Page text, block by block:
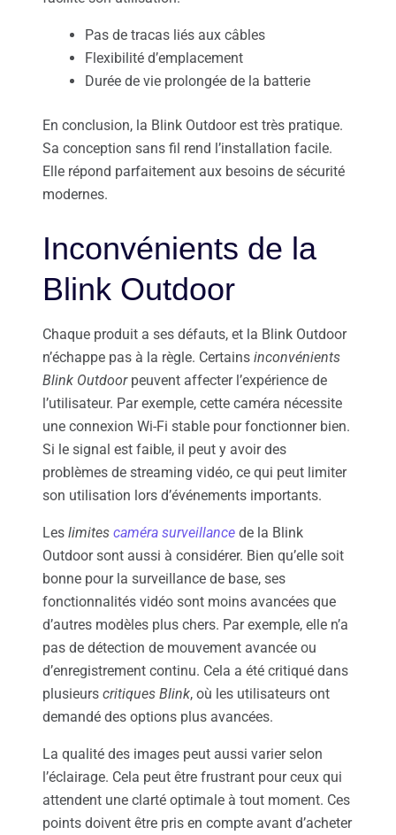
Pas de tracas liés aux câbles
Flexibilité d’emplacement
Durée de vie prolongée de la batterie
En conclusion, la Blink Outdoor est très pratique.
Sa conception sans fil rend l’installation facile.
Elle répond parfaitement aux besoins de sécurité
modernes.
Inconvénients de la
Blink Outdoor
Chaque produit a ses défauts, et la Blink Outdoor
n’échappe pas à la règle. Certains inconvénients
Blink Outdoorpeuvent affecter l’expérience de
l’utilisateur. Par exemple, cette caméra nécessite
une connexion Wi-Fi stable pour fonctionner bien.
Si le signal est faible, il peut y avoir des
problèmes de streaming vidéo, ce qui peut limiter
son utilisation lors d’événements importants.
Les limites caméra surveillance de la Blink
Outdoor sont aussi à considérer. Bien qu’elle soit
bonne pour la surveillance de base, ses
fonctionnalités vidéo sont moins avancées que
d’autres modèles plus chers. Par exemple, elle n’a
pas de détection de mouvement avancée ou
d’enregistrement continu. Cela a été critiqué dans
plusieurs critiques Blink, où les utilisateurs ont
demandé des options plus avancées.
La qualité des images peut aussi varier selon
l’éclairage. Cela peut être frustrant pour ceux qui
attendent une clarté optimale à tout moment. Ces
points doivent être pris en compte avant d’acheter